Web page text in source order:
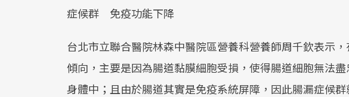
症候群 免疫功能下降
台北市立聯合醫院林森中醫院區營養科營養師周千欽表示
傾向，主要是因為腸道黏膜細胞受損，使得腸道細胞無法
身體中；且由於腸道其實是免疫系統屏障，因此腸漏症候
療
狀